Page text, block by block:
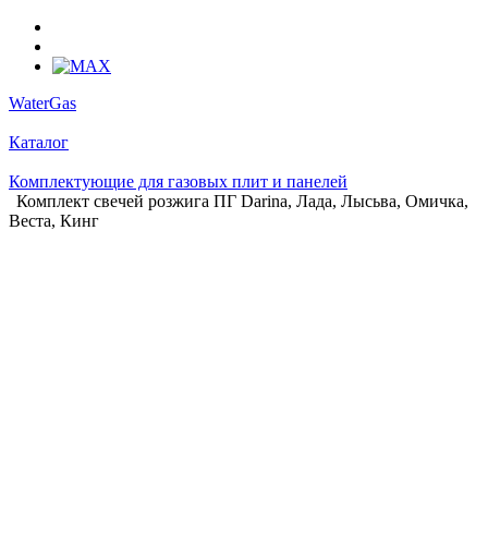
WaterGas
Каталог
Комплектующие для газовых плит и панелей
Комплект свечей розжига ПГ Darina, Лада, Лысьва, Омичка,
Веста, Кинг